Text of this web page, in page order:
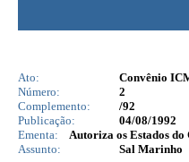
Ato:
Convênio
Número:
2
Complemento:
/92
Publicação:
04/08/1992
Ementa:
Autoriza os Estados
Assunto:
Sal Marinho